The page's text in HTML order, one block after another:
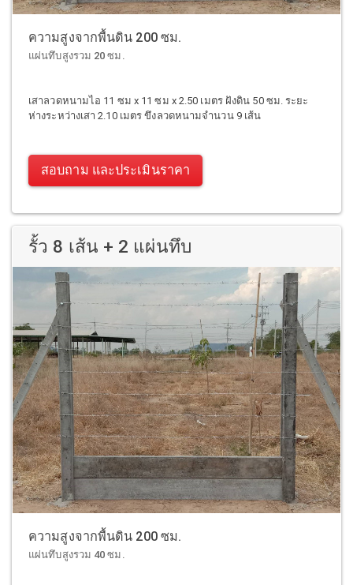
ความสูงจากพื้นดิน 200 ซม.
แผ่นทึบสูงรวม 20 ซม.
เสาลวดหนามไอ 11 ซม x 11 ซม x 2.50 เมตร ฝังดิน 50 ซม. ระยะ
ห่างระหว่างเสา 2.10 เมตร ขึงลวดหนามจำนวน 9 เส้น
สอบถาม และประเมินราคา
รั้ว 8 เส้น + 2 แผ่นทึบ
ความสูงจากพื้นดิน 200 ซม.
แผ่นทึบสูงรวม 40 ซม.